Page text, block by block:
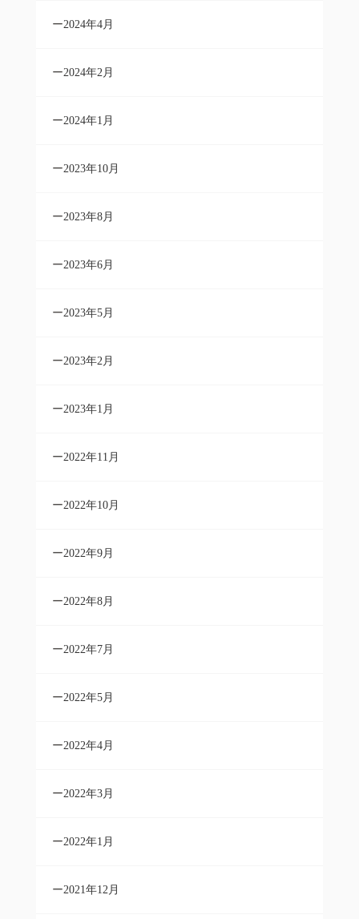
2024年4月
2024年2月
2024年1月
2023年10月
2023年8月
2023年6月
2023年5月
2023年2月
2023年1月
2022年11月
2022年10月
2022年9月
2022年8月
2022年7月
2022年5月
2022年4月
2022年3月
2022年1月
2021年12月